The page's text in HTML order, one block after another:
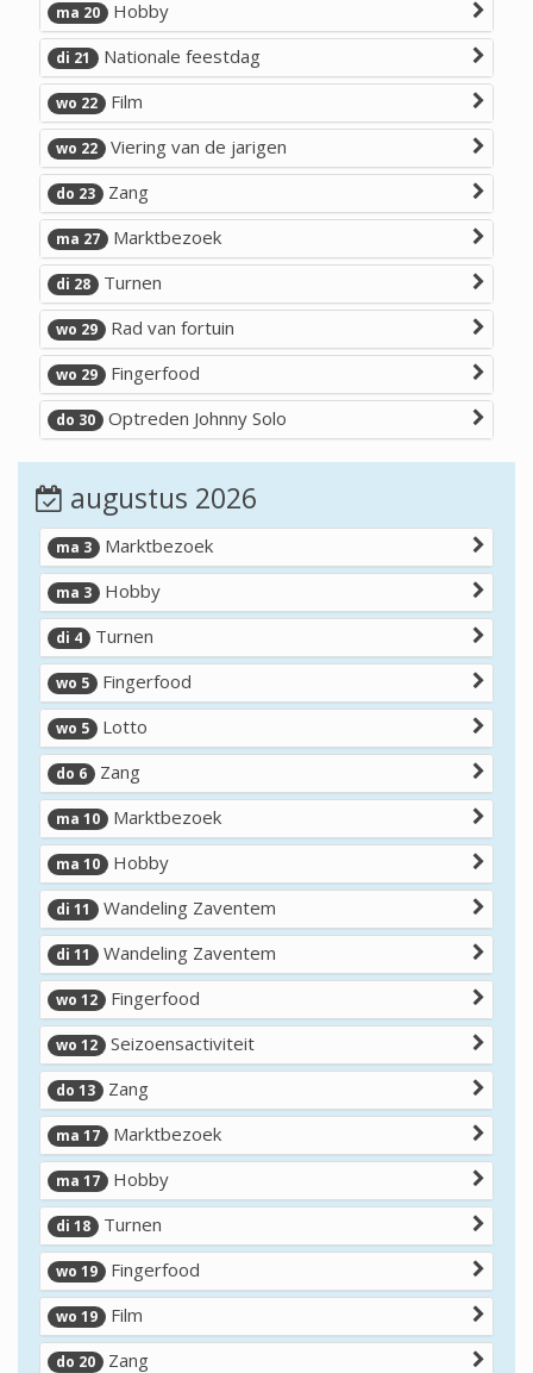
ma 20 Hobby
di 21 Nationale feestdag
wo 22 Film
wo 22 Viering van de jarigen
do 23 Zang
ma 27 Marktbezoek
di 28 Turnen
wo 29 Rad van fortuin
wo 29 Fingerfood
do 30 Optreden Johnny Solo
augustus 2026
ma 3 Marktbezoek
ma 3 Hobby
di 4 Turnen
wo 5 Fingerfood
wo 5 Lotto
do 6 Zang
ma 10 Marktbezoek
ma 10 Hobby
di 11 Wandeling Zaventem
di 11 Wandeling Zaventem
wo 12 Fingerfood
wo 12 Seizoensactiviteit
do 13 Zang
ma 17 Marktbezoek
ma 17 Hobby
di 18 Turnen
wo 19 Fingerfood
wo 19 Film
do 20 Zang